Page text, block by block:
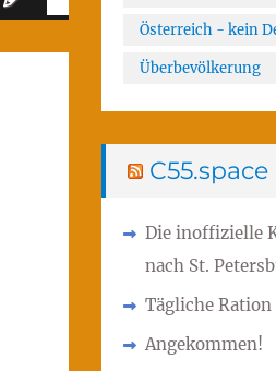
Österreich - kein
Überbevölkerung
C55.space
Die inoffizielle
nach St.
Tägliche Ration
Angekommen!